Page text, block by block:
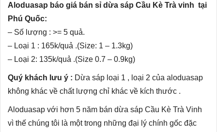
Aloduasap báo giá bán sỉ dừa sáp Cầu Kè Trà vinh tại
Phú Quốc:
– Số lượng : >= 5 quả.
– Loại 1 : 165k/quả .(Size: 1 – 1.3kg)
– Loại 2: 135k/quả .(Size 0.7 – 0.9kg)
Quý khách lưu ý : Dừa sáp loại 1 , loại 2 của aloduasap
không khác về chất lượng chỉ khác về kích thước .
Aloduasap với hơn 5 năm bán dừa sáp Cầu Kè Trà Vinh
vì thế chúng tôi là một trong những đại lý chính gốc đặc